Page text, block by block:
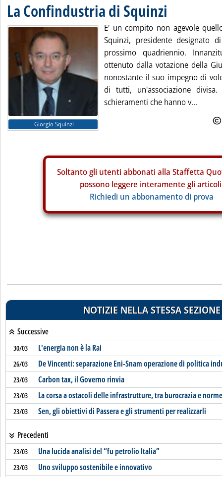
La Confindustria di Squinzi
Giorgio Squinzi
E' un compito non agevole
Squinzi, presidente designato
prossimo quadriennio.
ottenuto dalla votazione della
nonostante il suo impegno di
di tutti, un'associazione
schieramenti che hanno v...
Soltanto gli utenti abbonati alla Staffetta
possono leggere interamente gli
Richiedi un abbonamento di prova
NOTIZIE NELLA STESSA SEZIONE
Successive
30/03 L'energia non è la Rai
26/03 De Vincenti: separazione Eni-Snam operazione di politica
23/03 Carbon tax, il Governo rinvia
23/03 La corsa a ostacoli delle infrastrutture, tra burocrazia e
23/03 Sen, gli obiettivi di Passera e gli strumenti per realizzarli
Precedenti
23/03 Una lucida analisi del “fu petrolio Italia”
23/03 Uno sviluppo sostenibile e innovativo